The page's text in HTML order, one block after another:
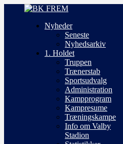
Nyheder
Seneste
Nyhedsarkiv
1. Holdet
Truppen
Trænerstab
Sportsudvalg
Administration
Kampprogram
Kampresume
Træningskampe
Info om Valby
Stadion